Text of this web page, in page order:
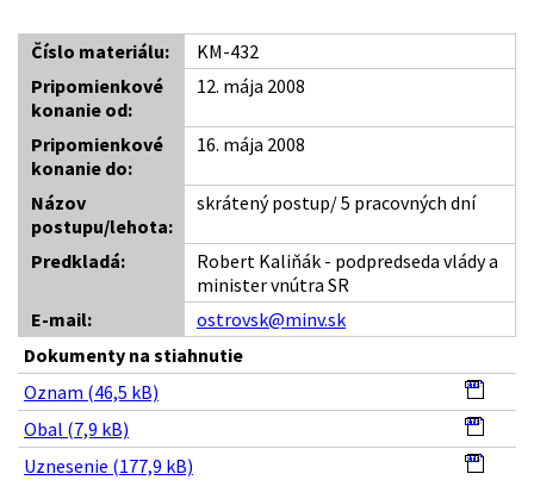
Číslo materiálu:
KM-432
Pripomienkové
konanie od:
12. mája 2008
Pripomienkové
konanie do:
16. mája 2008
Názov
postupu/lehota:
skrátený postup/ 5 pracovných dní
Predkladá:
Robert Kaliňák - podpredseda vlády a
minister vnútra SR
E-mail:
ostrovsk@minv.sk
Dokumenty na stiahnutie
Oznam (46,5 kB)
Obal (7,9 kB)
Uznesenie (177,9 kB)